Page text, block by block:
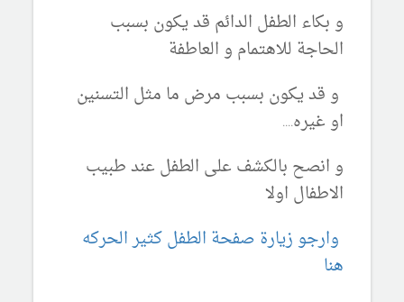
و بكاء الطفل الدائم قد يكون بسبب
الحاجة للاهتمام و العاطفة
و قد يكون بسبب مرض ما مثل التسنين
او غيره....
و انصح بالكشف على الطفل عند طبيب
الاطفال اولا
وارجو زيارة صفحة الطفل كثير الحركه
هنا